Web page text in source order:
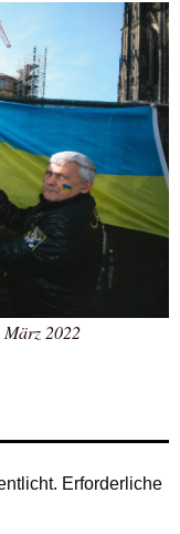
2022
Erforderliche